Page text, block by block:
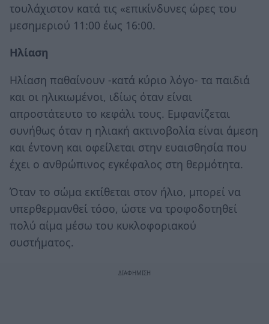
τουλάχιστον κατά τις «επικίνδυνες ώρες του
μεσημεριού 11:00 έως 16:00.
Ηλίαση
Ηλίαση παθαίνουν -κατά κύριο λόγο- τα παιδιά
και οι ηλικιωμένοι, ιδίως όταν είναι
απροστάτευτο το κεφάλι τους. Εμφανίζεται
συνήθως όταν η ηλιακή ακτινοβολία είναι άμεση
και έντονη και οφείλεται στην ευαισθησία που
έχει ο ανθρώπινος εγκέφαλος στη θερμότητα.
Όταν το σώμα εκτίθεται στον ήλιο, μπορεί να
υπερθερμανθεί τόσο, ώστε να τροφοδοτηθεί
πολύ αίμα μέσω του κυκλοφοριακού
συστήματος.